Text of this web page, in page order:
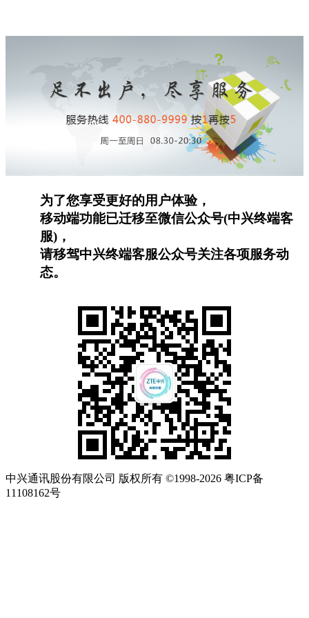
为了您享受更好的用户体验，
移动端功能已迁移至微信公众号(中兴终端客
服)，
请移驾中兴终端客服公众号关注各项服务动
态。
中兴通讯股份有限公司 版权所有 ©1998-2026 粤ICP备
11108162号